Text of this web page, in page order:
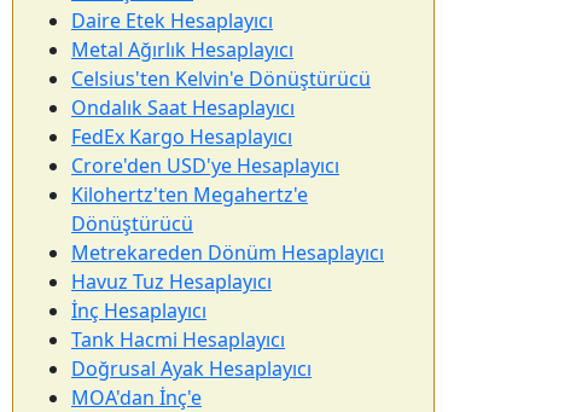
Daire Etek Hesaplayıcı
Metal Ağırlık Hesaplayıcı
Celsius'ten Kelvin'e Dönüştürücü
Ondalık Saat Hesaplayıcı
FedEx Kargo Hesaplayıcı
Crore'den USD'ye Hesaplayıcı
Kilohertz'ten Megahertz'e
Dönüştürücü
Metrekareden Dönüm Hesaplayıcı
Havuz Tuz Hesaplayıcı
İnç Hesaplayıcı
Tank Hacmi Hesaplayıcı
Doğrusal Ayak Hesaplayıcı
MOA'dan İnç'e